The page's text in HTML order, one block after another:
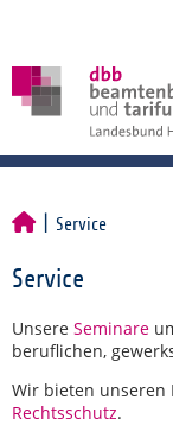
Service
Service
Unsere Seminare
beruflichen,
Wir bieten unseren
Rechtsschutz.